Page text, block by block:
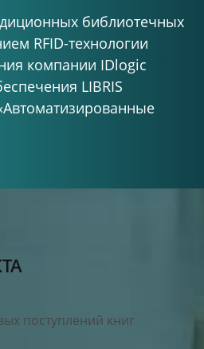
библиотечных
RFID-технологии
компании IDlogic
LIBRIS
поступлений книг